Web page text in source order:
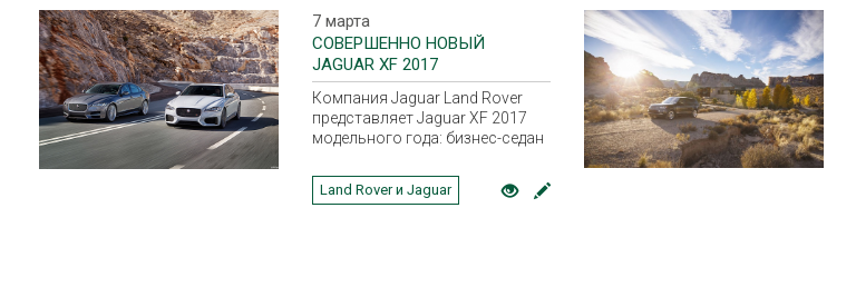
7 марта
СОВЕРШЕННО НОВЫЙ
JAGUAR XF 2017
МОДЕЛЬНОГО ГОДА
Компания Jaguar Land Rover
представляет Jaguar XF 2017
модельного года: бизнес-седан
показателями дорожной
динамики, максимально
Land Rover и Jaguar